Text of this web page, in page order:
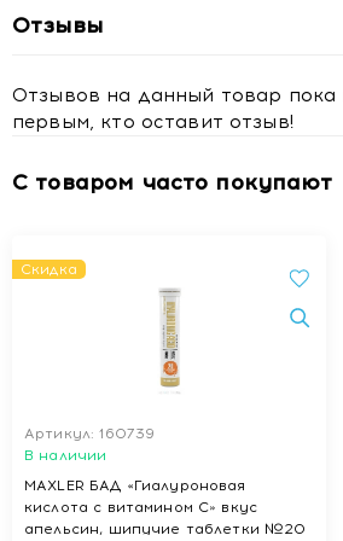
Хранить в защищенном от прямых
25°С.
Купить БАД 5-НТР Ночной
Отзывы
Отзывов на данный товар пока
первым, кто оставит отзыв!
С товаром часто покупают
Скидка
Артикул: 160739
В наличии
MAXLER БАД «Гиалуроновая
кислота с витамином С» вкус
апельсин, шипучие таблетки №20